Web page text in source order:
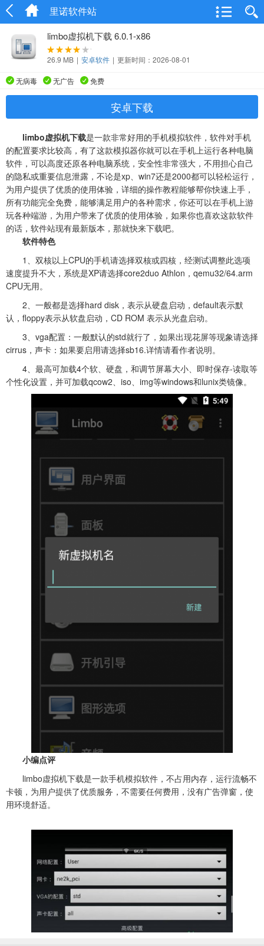
里诺软件站
limbo虚拟机下载 6.0.1-x86
26.9 MB | 安卓软件 | 更新时间：2026-08-01
无病毒 无广告 免费
安卓下载
limbo虚拟机下载是一款非常好用的手机模拟软件，软件对手机
的配置要求比较高，有了这款模拟器你就可以在手机上运行各种电脑
软件，可以高度还原各种电脑系统，安全性非常强大，不用担心自己
的隐私或重要信息泄露，不论是xp、win7还是2000都可以轻松运行，
为用户提供了优质的使用体验，详细的操作教程能够帮你快速上手，
所有功能完全免费，能够满足用户的各种需求，你还可以在手机上游
玩各种端游，为用户带来了优质的使用体验，如果你也喜欢这款软件
的话，软件站现有最新版本，那就快来下载吧。
软件特色
1、双核以上CPU的手机请选择双核或四核，经测试调整此选项
速度提升不大，系统是XP请选择core2duo Athlon，qemu32/64.arm
CPU无用。
2、一般都是选择hard disk，表示从硬盘启动，default表示默
认，floppy表示从软盘启动，CD ROM 表示从光盘启动。
3、vga配置：一般默认的std就行了，如果出现花屏等现象请选择
cirrus，声卡：如果要启用请选择sb16.详情请看作者说明。
4、最高可加载4个软、硬盘，和调节屏幕大小、即时保存-读取等
个性化设置，并可加载qcow2、iso、img等windows和lunix类镜像。
小编点评
limbo虚拟机下载是一款手机模拟软件，不占用内存，运行流畅不
卡顿，为用户提供了优质服务，不需要任何费用，没有广告弹窗，使
用环境舒适。